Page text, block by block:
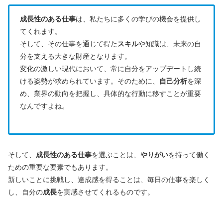
成長性のある仕事は、私たちに多くの学びの機会を提供し
てくれます。
そして、その仕事を通じて得た スキルや知識は、未来の自
分を支える大きな財産となります。
変化の激しい現代において、常に自分をアップデートし続
ける姿勢が求められています。そのために、
自己分析を深
め、業界の動向を把握し、具体的な行動に移すことが重要
なんですよね。
そして、 成長性のある仕事を選ぶことは、 やりがいを持って働く
ための重要な要素でもあります。
新しいことに挑戦し、達成感を得ることは、毎日の仕事を楽しく
し、自分の成長を実感させてくれるものです。